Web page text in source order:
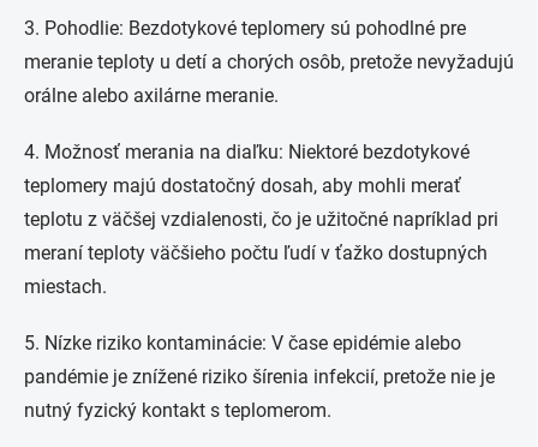
3. Pohodlie: Bezdotykové teplomery sú pohodlné pre
meranie teploty u detí a chorých osôb, pretože nevyžadujú
orálne alebo axilárne meranie.
4. Možnosť merania na diaľku: Niektoré bezdotykové
teplomery majú dostatočný dosah, aby mohli merať
teplotu z väčšej vzdialenosti, čo je užitočné napríklad pri
meraní teploty väčšieho počtu ľudí v ťažko dostupných
miestach.
5. Nízke riziko kontaminácie: V čase epidémie alebo
pandémie je znížené riziko šírenia infekcií, pretože nie je
nutný fyzický kontakt s teplomerom.